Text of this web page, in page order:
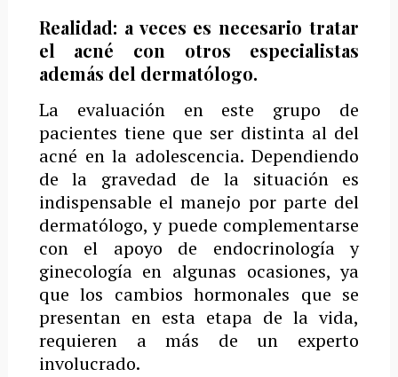
Realidad: a veces es necesario tratar
el acné con otros especialistas
además del dermatólogo.
La evaluación en este grupo de
pacientes tiene que ser distinta al del
acné en la adolescencia. Dependiendo
de la gravedad de la situación es
indispensable el manejo por parte del
dermatólogo, y puede complementarse
con el apoyo de endocrinología y
ginecología en algunas ocasiones, ya
que los cambios hormonales que se
presentan en esta etapa de la vida,
requieren a más de un experto
involucrado.